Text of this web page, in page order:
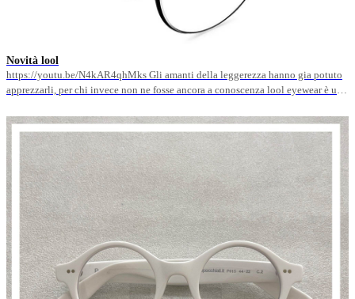
Novità lool
https://youtu.be/N4kAR4qhMks Gli amanti della leggerezza hanno gia potuto
apprezzarli, per chi invece non ne fosse ancora a conoscenza lool eyewear è un
questa premessa persegue la ricerca di design e materiali belli e senza tempo,
che durano nel tempo e utilizzando&hellip;